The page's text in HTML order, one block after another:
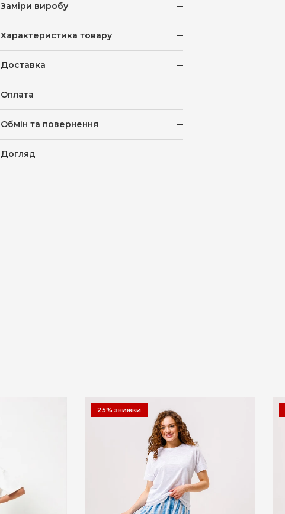
Заміри виробу
Характеристика товару
Доставка
Оплата
Обмін та повернення
Догляд
25% знижки